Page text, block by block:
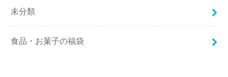
未分類
食品・お菓子の福袋